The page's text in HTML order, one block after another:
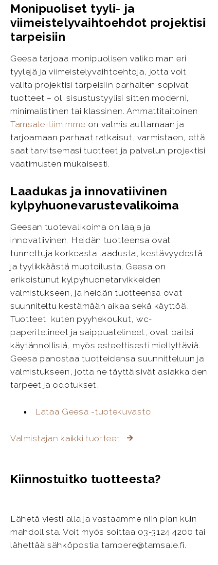
Monipuoliset tyyli- ja
viimeistelyvaihtoehdot projektisi
tarpeisiin
Geesa tarjoaa monipuolisen valikoiman eri
tyylejä ja viimeistelyvaihtoehtoja, jotta voit
valita projektisi tarpeisiin parhaiten sopivat
tuotteet – oli sisustustyylisi sitten moderni,
minimalistinen tai klassinen. Ammattitaitoinen
Tamsale-tiimimme on valmis auttamaan ja
tarjoamaan parhaat ratkaisut, varmistaen, että
saat tarvitsemasi tuotteet ja palvelun projektisi
vaatimusten mukaisesti.
Laadukas ja innovatiivinen
kylpyhuonevarustevalikoima
Geesan tuotevalikoima on laaja ja
innovatiivinen. Heidän tuotteensa ovat
tunnettuja korkeasta laadusta, kestävyydestä
ja tyylikkäästä muotoilusta. Geesa on
erikoistunut kylpyhuonetarvikkeiden
valmistukseen, ja heidän tuotteensa ovat
suunniteltu kestämään aikaa sekä käyttöä.
Tuotteet, kuten pyyhekoukut, wc-
paperitelineet ja saippuatelineet, ovat paitsi
käytännöllisiä, myös esteettisesti miellyttäviä.
Geesa panostaa tuotteidensa suunnitteluun ja
valmistukseen, jotta ne täyttäisivät asiakkaiden
tarpeet ja odotukset.
Lataa Geesa -tuotekuvasto
Valmistajan kaikki tuotteet
Kiinnostuitko tuotteesta?
Lähetä viesti alla ja vastaamme niin pian kuin
mahdollista. Voit myös soittaa 03-3124 4200 tai
lähettää sähköpostia tampere@tamsale.fi.